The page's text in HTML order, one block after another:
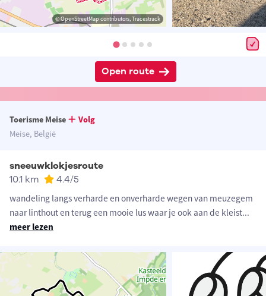
© OpenStreetMap contributors, Tracestrack
Open route
Toerisme Meise
Volg
Meise, België
sneeuwklokjesroute
10.1 km 4.4/5
wandeling langs verharde en onverharde wegen van meuzegem
naar linthout en terug een mooie lus waar je ook aan de kleist...
meer lezen